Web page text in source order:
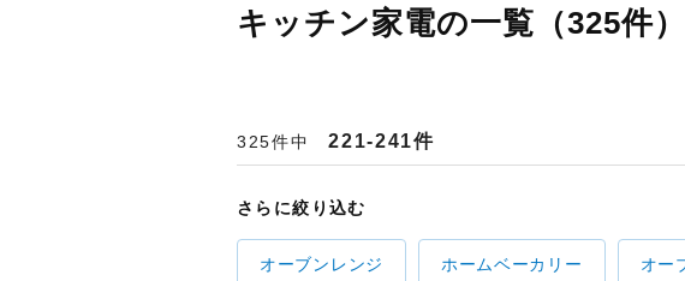
キッチン家電の一覧（325件）
325件中 221-241件
さらに絞り込む
オーブンレンジ ホームベーカリー オー